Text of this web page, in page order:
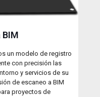
un modelo de registro
con precisión las
y servicios de su
de escaneo a BIM
proyectos de